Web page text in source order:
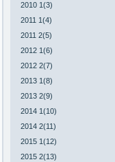
2010 1(3)
2011 1(4)
2011 2(5)
2012 1(6)
2012 2(7)
2013 1(8)
2013 2(9)
2014 1(10)
2014 2(11)
2015 1(12)
2015 2(13)